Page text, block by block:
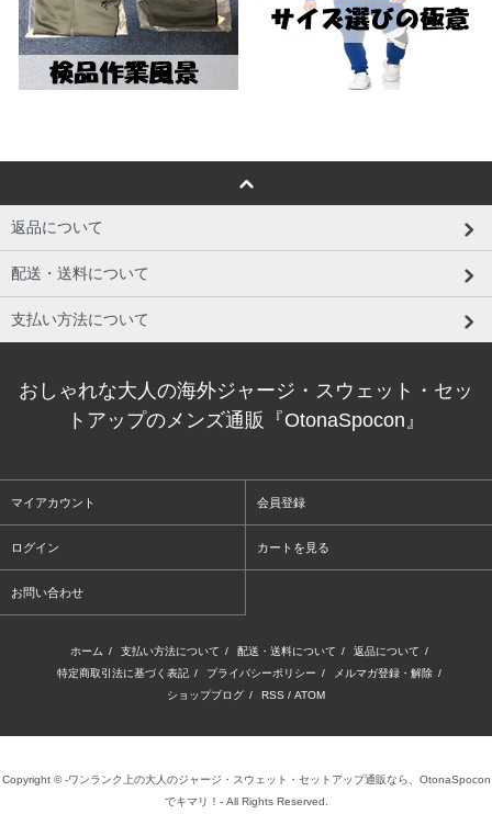
返品について
配送・送料について
支払い方法について
おしゃれな大人の海外ジャージ・スウェット・セッ
トアップのメンズ通販『OtonaSpocon』
マイアカウント 会員登録
ログイン カートを見る
お問い合わせ
ホーム / 支払い方法について / 配送・送料について / 返品について /
特定商取引法に基づく表記 / プライバシーポリシー / メルマガ登録・解除 /
ショップブログ / RSS / ATOM
Copyright © -ワンランク上の大人のジャージ・スウェット・セットアップ通販なら、OtonaSpocon
でキマリ！- All Rights Reserved.